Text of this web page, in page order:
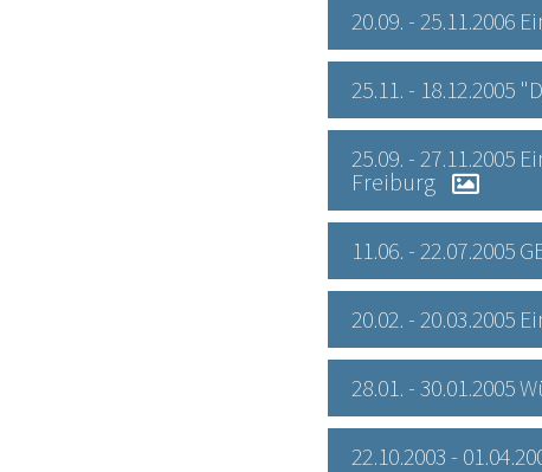
20.09. - 25.11.2006
25.11. - 18.12.2005
25.09. -
Freiburg
11.06. - 22.07.2005
20.02. -
28.01. -
22.10.2003 -